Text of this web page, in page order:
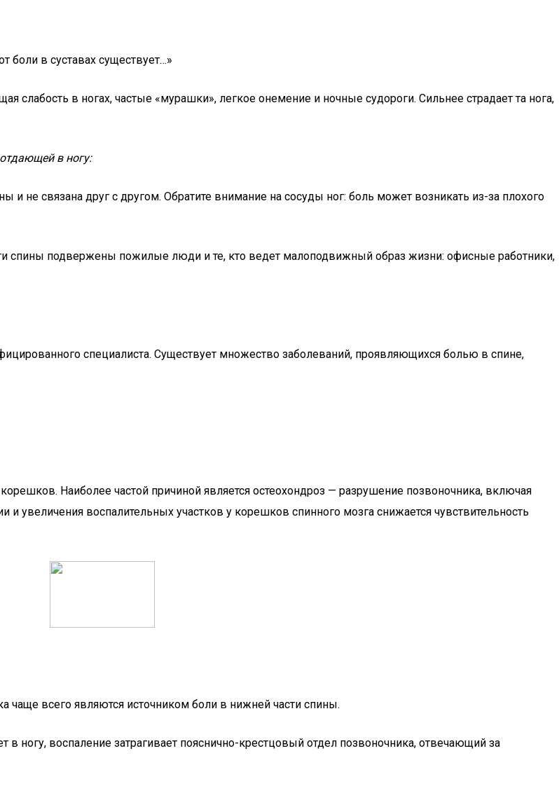
боли в суставах существует…»
слабость в ногах, частые «мурашки», легкое онемение и ночные судороги. Сильнее страдает та нога,
в ногу:
не связана друг с другом. Обратите внимание на сосуды ног: боль может возникать из-за плохого
спины подвержены пожилые люди и те, кто ведет малоподвижный образ жизни: офисные работники,
специалиста. Существует множество заболеваний, проявляющихся болью в спине,
Наиболее частой причиной является остеохондроз — разрушение позвоночника, включая
увеличения воспалительных участков у корешков спинного мозга снижается чувствительность
чаще всего являются источником боли в нижней части спины.
в ногу, воспаление затрагивает пояснично-крестцовый отдел позвоночника, отвечающий за